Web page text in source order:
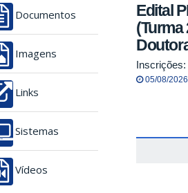
Documentos
Imagens
Links
Sistemas
Vídeos
Edital
(Turma
Inscrições:
05/08/